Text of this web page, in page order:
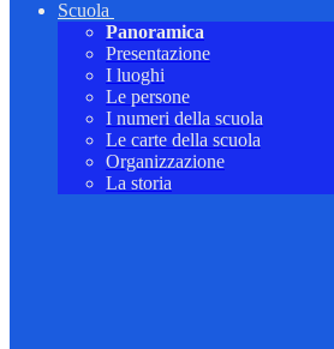
Scuola
Panoramica
Presentazione
I luoghi
Le persone
I numeri della scuola
Le carte della scuola
Organizzazione
La storia